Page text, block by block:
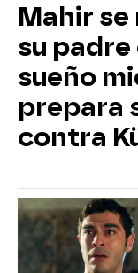
Mahir
su
sueño
prepara
contra